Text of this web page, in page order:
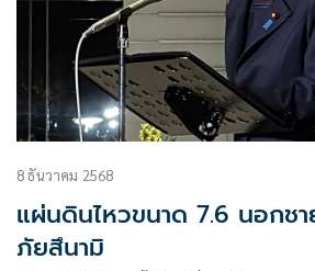
8 ธันวาคม 2568
แผ่นดินไหวขนาด 7.6 นอกช
ภัยสึนามิ